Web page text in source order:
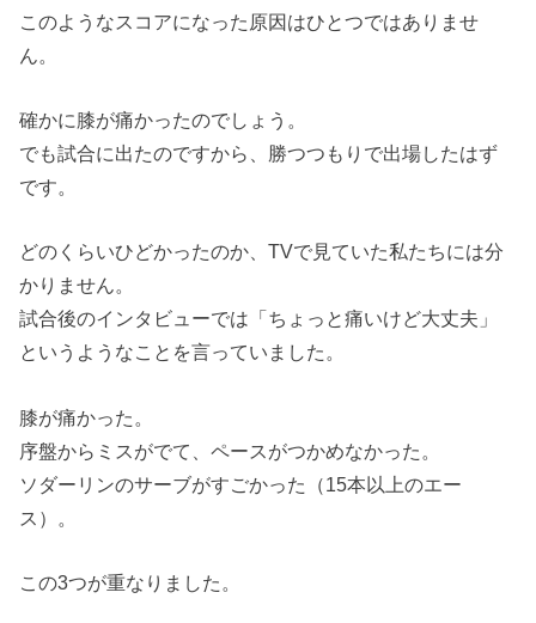
このようなスコアになった原因はひとつではありませ
ん。
確かに膝が痛かったのでしょう。
でも試合に出たのですから、勝つつもりで出場したはず
です。
どのくらいひどかったのか、TVで見ていた私たちには分
かりません。
試合後のインタビューでは「ちょっと痛いけど大丈夫」
というようなことを言っていました。
膝が痛かった。
序盤からミスがでて、ペースがつかめなかった。
ソダーリンのサーブがすごかった（15本以上のエー
ス）。
この3つが重なりました。